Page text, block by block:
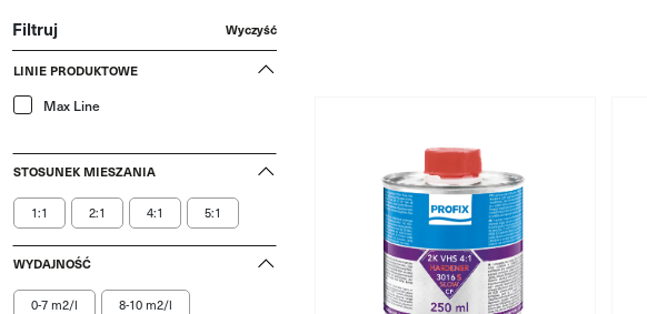
Filtruj Wyczyść
LINIE PRODUKTOWE
Max Line
STOSUNEK MIESZANIA
1:1 2:1 4:1 5:1
WYDAJNOŚĆ
0-7 m2/l 8-10 m2/l